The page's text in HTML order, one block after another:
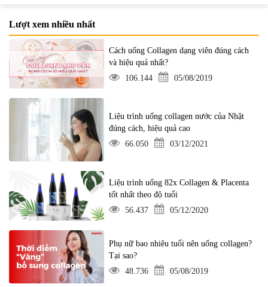
Lượt xem nhiều nhất
Cách uống Collagen dạng viên đúng cách
và hiệu quả nhất?
106.144
05/08/2019
Liệu trình uống collagen nước của Nhật
đúng cách, hiệu quả cao
66.050
03/12/2021
Liệu trình uống 82x Collagen & Placenta
tốt nhất theo độ tuổi
56.437
05/12/2020
Phụ nữ bao nhiêu tuổi nên uống collagen?
Tại sao?
48.736
05/08/2019